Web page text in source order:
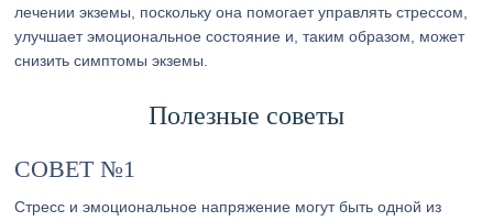
лечении экземы, поскольку она помогает управлять стрессом,
улучшает эмоциональное состояние и, таким образом, может
снизить симптомы экземы.
Полезные советы
СОВЕТ №1
Стресс и эмоциональное напряжение могут быть одной из